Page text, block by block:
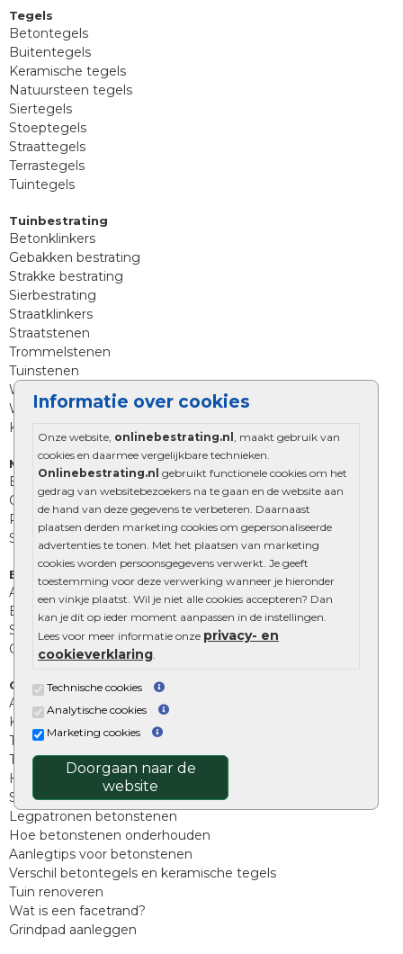
Informatie over cookies
Onze website, onlinebestrating.nl , maakt gebruik van
cookies en daarmee vergelijkbare technieken.
Onlinebestrating.nl gebruikt functionele cookies om het
gedrag van websitebezoekers na te gaan en de website aan
de hand van deze gegevens te verbeteren. Daarnaast
plaatsen derden marketing cookies om gepersonaliseerde
advertenties te tonen. Met het plaatsen van marketing
cookies worden persoonsgegevens verwerkt. Je geeft
toestemming voor deze verwerking wanneer je hieronder
een vinkje plaatst. Wil je niet alle cookies accepteren? Dan
kan je dit op ieder moment aanpassen in de instellingen.
Lees voor meer informatie onze privacy- en
cookieverklaring.
Technische cookies
Analytische cookies
Marketing cookies
Doorgaan naar de
website
Tegels
Betontegels
Buitentegels
Keramische tegels
Natuursteen tegels
Siertegels
Stoeptegels
Straattegels
Terrastegels
Tuintegels
Tuinbestrating
Betonklinkers
Gebakken bestrating
Strakke bestrating
Sierbestrating
Straatklinkers
Straatstenen
Trommelstenen
Tuinstenen
Waalformaat
Wildverband bestrating
Kingstones
Muurelementen
Betonbielzen
Opsluitbanden
Palissades
Stapelblokken
Extra benodigdheden
Afwatering en diversen
Beplantings en betonelementen
Split, grind en zand
Oprit tegels
Overig
Aanbiedingen
Kunstgras
Tuintegels outlet
Terrastegels leggen
Hoe richt ik een landelijke tuin in?
Sierbestrating schoonmaken
Legpatronen betonstenen
Hoe betonstenen onderhouden
Aanlegtips voor betonstenen
Verschil betontegels en keramische tegels
Tuin renoveren
Wat is een facetrand?
Grindpad aanleggen